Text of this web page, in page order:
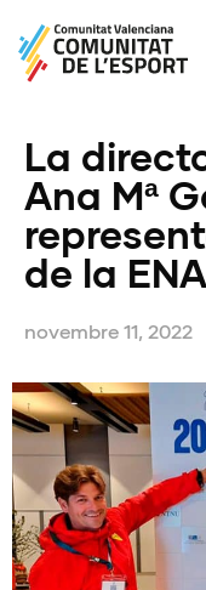
La
Ana Mª
de la
novembre 11, 2022